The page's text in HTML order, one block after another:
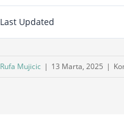
Last Updated
Rufa Mujicic | 13 Marta, 2025 |